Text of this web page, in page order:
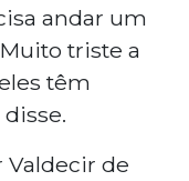
andar um
triste a
têm
Valdecir de